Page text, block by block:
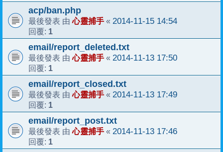
acp/ban.php
最後發表 由心靈捕手 « 2014-11-15 14:54
回覆: 1
email/report_deleted.txt
最後發表 由心靈捕手 « 2014-11-13 17:50
回覆: 1
email/report_closed.txt
最後發表 由心靈捕手 « 2014-11-13 17:49
回覆: 1
email/report_post.txt
最後發表 由心靈捕手 « 2014-11-13 17:46
回覆: 1